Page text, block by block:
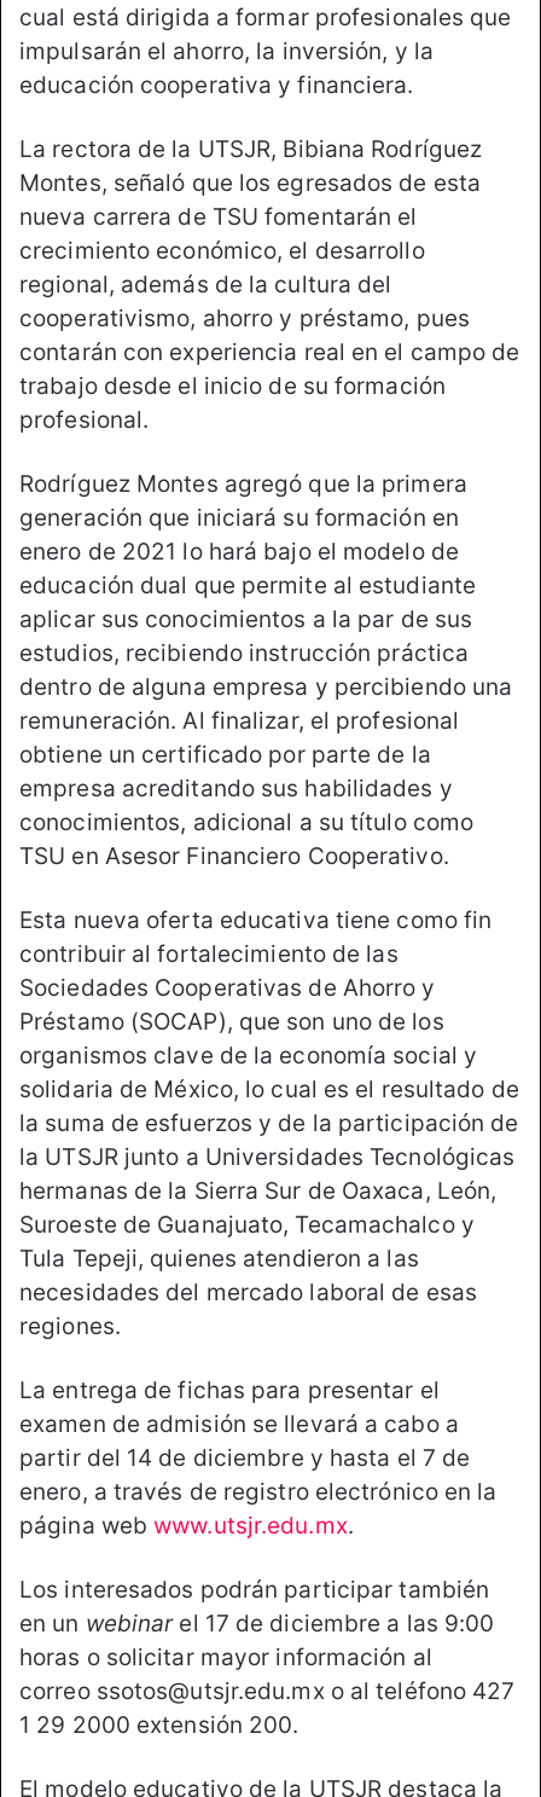
cual está dirigida a formar profesionales que
impulsarán el ahorro, la inversión, y la
educación cooperativa y financiera.
La rectora de la UTSJR, Bibiana Rodríguez
Montes, señaló que los egresados de esta
nueva carrera de TSU fomentarán el
crecimiento económico, el desarrollo
regional, además de la cultura del
cooperativismo, ahorro y préstamo, pues
contarán con experiencia real en el campo de
trabajo desde el inicio de su formación
profesional.
Rodríguez Montes agregó que la primera
generación que iniciará su formación en
enero de 2021 lo hará bajo el modelo de
educación dual que permite al estudiante
aplicar sus conocimientos a la par de sus
estudios, recibiendo instrucción práctica
dentro de alguna empresa y percibiendo una
remuneración. Al finalizar, el profesional
obtiene un certificado por parte de la
empresa acreditando sus habilidades y
conocimientos, adicional a su título como
TSU en Asesor Financiero Cooperativo.
Esta nueva oferta educativa tiene como fin
contribuir al fortalecimiento de las
Sociedades Cooperativas de Ahorro y
Préstamo (SOCAP), que son uno de los
organismos clave de la economía social y
solidaria de México, lo cual es el resultado de
la suma de esfuerzos y de la participación de
la UTSJR junto a Universidades Tecnológicas
hermanas de la Sierra Sur de Oaxaca, León,
Suroeste de Guanajuato, Tecamachalco y
Tula Tepeji, quienes atendieron a las
necesidades del mercado laboral de esas
regiones.
La entrega de fichas para presentar el
examen de admisión se llevará a cabo a
partir del 14 de diciembre y hasta el 7 de
enero, a través de registro electrónico en la
página webwww.utsjr.edu.mx.
Los interesados podrán participar también
en un webinarel 17 de diciembre a las 9:00
horas o solicitar mayor información al
correo ssotos@utsjr.edu.mx o al teléfono 427
1 29 2000 extensión 200.
El modelo educativo de la UTSJR destaca la